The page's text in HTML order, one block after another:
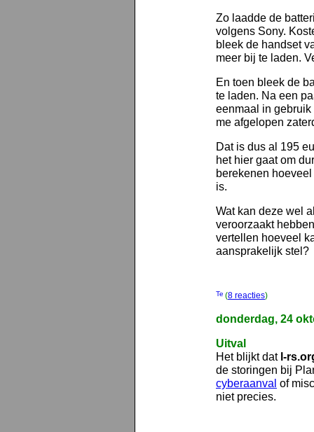
Zo laadde de
volgens Sony.
bleek de handset
meer bij te laden.
En toen bleek de
te laden. Na een
eenmaal in
me afgelopen
Dat is dus al 195
het hier gaat om
berekenen
is.
Wat kan deze wel
veroorzaakt
vertellen hoeveel
aansprakelijk stel?
(8 reacties)
donderdag, 24
Uitval
Het blijkt dat l-
de storingen bij
cyberaanval of
niet precies.